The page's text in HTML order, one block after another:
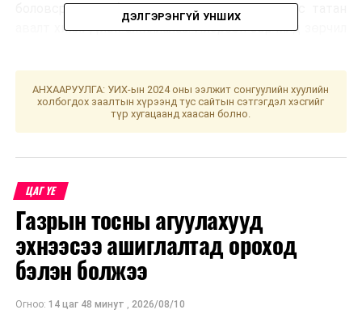
боловсруулсан бүтээгдэхүүнийг худалдаанаас татан
авалт хийлгүүлэн ажиллалаа. Илэрсэн зөрчилд зөрчил
хэрэг нээн ажиллаж байна.
УНШСАН:
Оршуулгын үйлчилгээнд олон улсын стандартууд
нэвтрүүлж байна
ӨМНӨХ МЭДЭЭ
“Код-9” үзүүлэх сургалт зохион байгуулагдав
ДЭЛГЭРЭНГҮЙ УНШИХ
АНХААРУУЛГА: УИХ-ын 2024 оны ээлжит сонгуулийн хуулийн
холбогдох заалтын хүрээнд тус сайтын сэтгэгдэл хэсгийг
түр хугацаанд хаасан болно.
ЦАГ ҮЕ
Газрын тосны агуулахууд
эхнээсээ ашиглалтад ороход
бэлэн болжээ
Огноо: 14 цаг 48 минут , 2026/08/10